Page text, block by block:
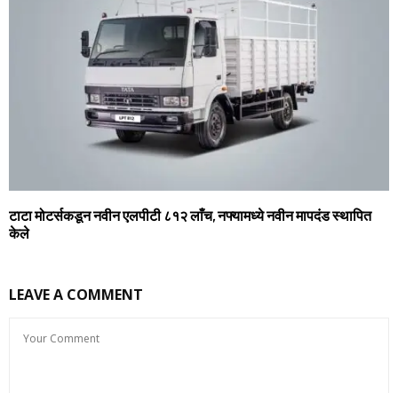
टाटा मोटर्सकडून नवीन एलपीटी ८१२ लाँच, नफ्यामध्‍ये नवीन मापदंड स्‍थापित
केले
LEAVE A COMMENT